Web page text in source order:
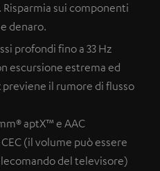
sui componenti
denaro.
profondi fino a 33 Hz
escursione estrema ed
il rumore di flusso
aptX™ e AAC
(il volume può essere
del televisore)